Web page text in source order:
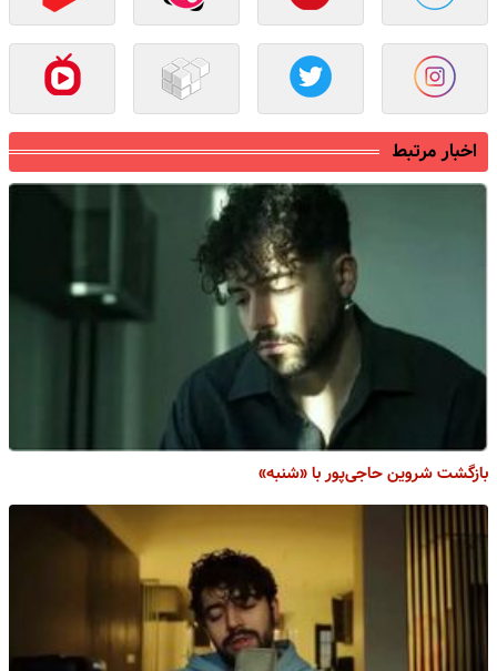
اخبار مرتبط
بازگشت شروین حاجی‌پور با «شنبه»